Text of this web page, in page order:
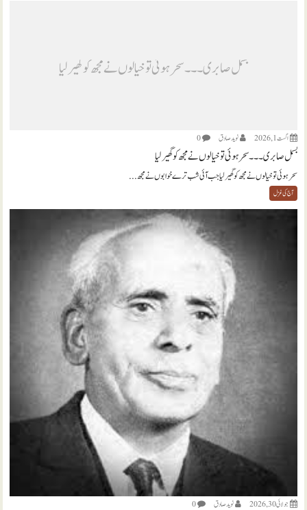
بسمل صابری ۔۔۔ سحر ہوئی تو خیالوں نے مجھ کو گھیر لیا
اگست 1, 2026 نويد صادق 0
بسمل صابری ۔۔۔ سحر ہوئی تو خیالوں نے مجھ کو گھیر لیا
سحر ہوئی تو خیالوں نے مجھ کو گھیر لیا جب آئی شب ترے خوابوں نے مجھ...
آج کی غزل
جولائی 30, 2026 نويد صادق 0